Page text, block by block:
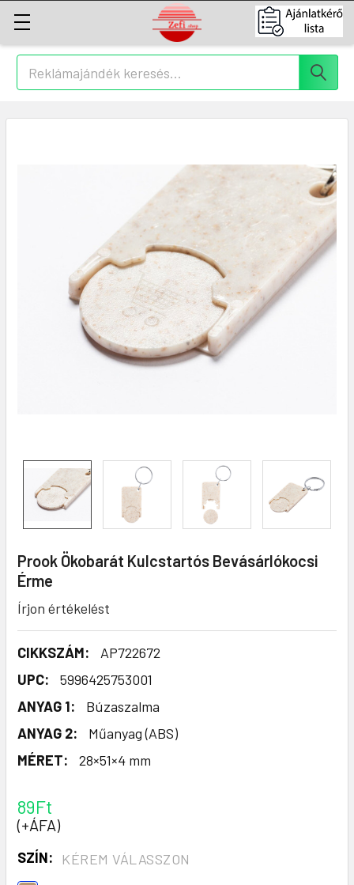
Keresés
Prook Ökobarát Kulcstartós Bevásárlókocsi
Érme
Írjon értékelést
CIKKSZÁM:
AP722672
UPC:
5996425753001
ANYAG 1:
Búzaszalma
ANYAG 2:
Műanyag (ABS)
MÉRET:
28×51×4 mm
89Ft
(+ÁFA)
SZÍN: KÉREM VÁLASSZON